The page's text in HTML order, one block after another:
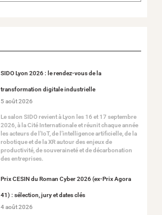
SIDO Lyon 2026 : le rendez-vous de la
transformation digitale industrielle
5 août 2026
Le salon SIDO revient à Lyon les 16 et 17 septembre
2026, à la Cité Internationale et réunit chaque année
les acteurs de l’IoT, de l’intelligence artificielle, de la
robotique et de la XR autour des enjeux de
productivité, de souveraineté et de décarbonation
des entreprises.
Prix CESIN du Roman Cyber 2026 (ex-Prix Agora
41) : sélection, jury et dates clés
4 août 2026